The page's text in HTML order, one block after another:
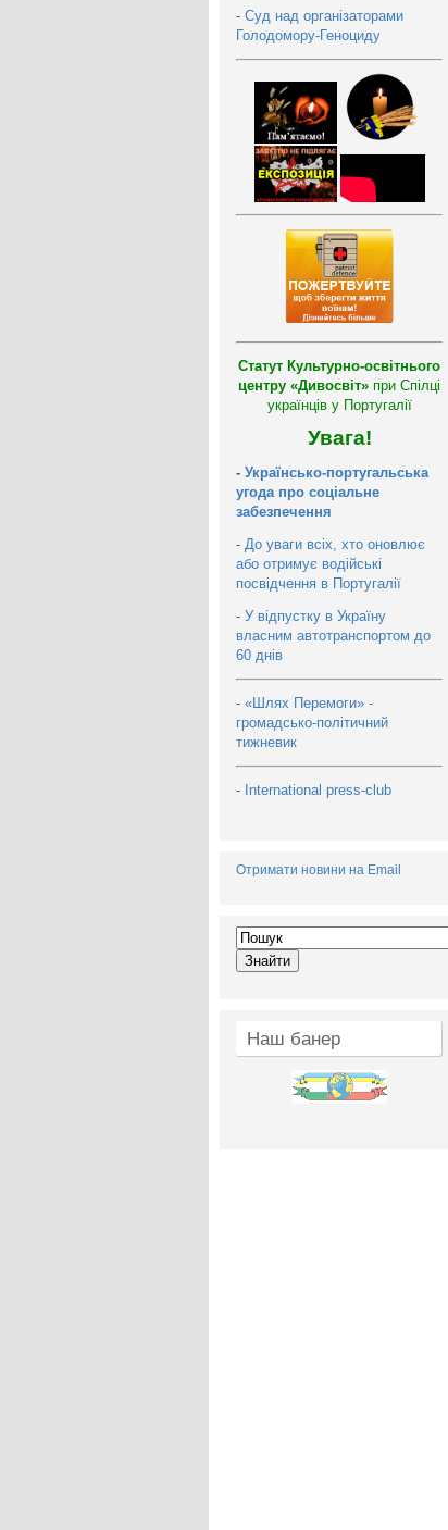
- Суд над організаторами
Голодомору-Геноциду
Статут Культурно-освітнього
центру «Дивосвіт» при Спілці
українців у Португалії
Увага!
- Українсько-португальська
угода про соціальне
забезпечення
- До уваги всіх, хто оновлює
або отримує водійські
посвідчення в Португалії
- У відпустку в Україну
власним автотранспортом до
60 днів
- «Шлях Перемоги» -
громадсько-політичний
тижневик
- International press-club
Отримати новини на Email
Наш банер